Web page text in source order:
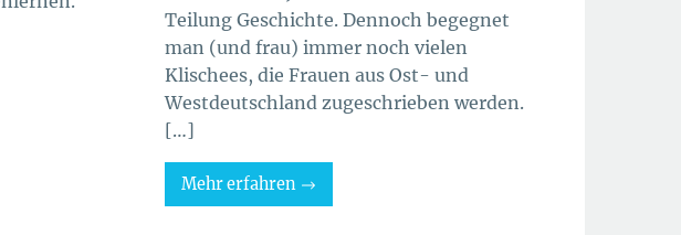
Teilung Geschichte. Dennoch begegnet
man (und frau) immer noch vielen
Klischees, die Frauen aus Ost- und
Westdeutschland zugeschrieben werden.
[…]
Mehr erfahren